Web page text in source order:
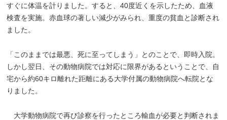
すぐに体温を計りました。すると、40度近くを示したため、血液
検査を実施。赤血球の著しい減少がみられ、重度の貧血と診断され
ました。
「このままでは最悪、死に至ってしまう」とのことで、即時入院。
しかし翌日、その動物病院では対応に限界があるということで、自
宅から約60キロ離れた距離にある大学付属の動物病院へ転院とな
りました。
大学動物病院で再び診察を行ったところ輸血が必要と判断されま